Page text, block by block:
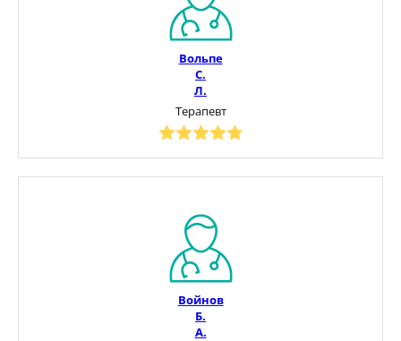
Вольпе
С.
Л.
Терапевт
Войнов
Б.
А.